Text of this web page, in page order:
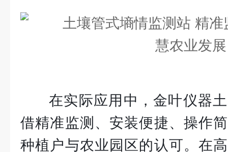
在实际应用中，金叶仪器
借精准监测、安装便捷、操作
种植户与农业园区的认可。在